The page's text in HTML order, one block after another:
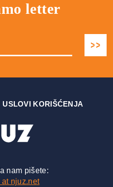
letter
USLOVI KORIŠĆENJA
nam pišete:
njuz.net